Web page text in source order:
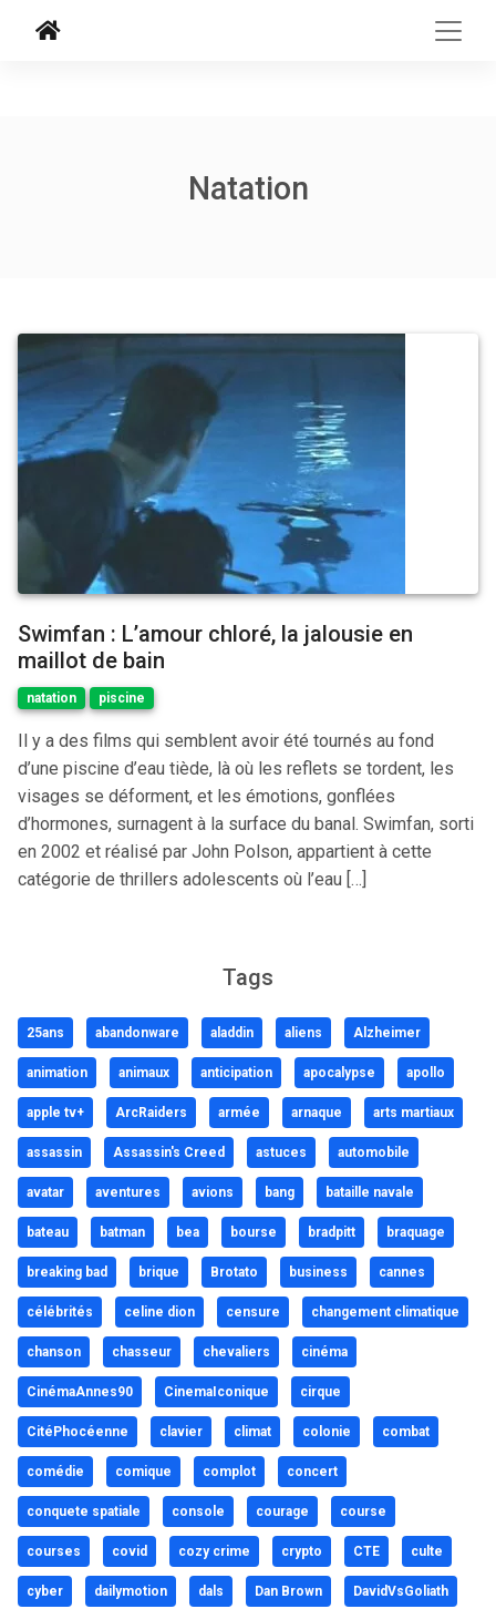
Natation
Swimfan : L’amour chloré, la jalousie en
maillot de bain
natation piscine
Il y a des films qui semblent avoir été tournés au fond
d’une piscine d’eau tiède, là où les reflets se tordent, les
visages se déforment, et les émotions, gonflées
d’hormones, surnagent à la surface du banal. Swimfan, sorti
en 2002 et réalisé par John Polson, appartient à cette
catégorie de thrillers adolescents où l’eau […]
Tags
25ans abandonware aladdin aliens Alzheimer
animation animaux anticipation apocalypse apollo
apple tv+ ArcRaiders armée arnaque arts martiaux
assassin Assassin's Creed astuces automobile
avatar aventures avions bang bataille navale
bateau batman bea bourse bradpitt braquage
breaking bad brique Brotato business cannes
célébrités celine dion censure changement climatique
chanson chasseur chevaliers cinéma
CinémaAnnes90 CinemaIconique cirque
CitéPhocéenne clavier climat colonie combat
comédie comique complot concert
conquete spatiale console courage course
courses covid cozy crime crypto CTE culte
cyber dailymotion dals Dan Brown DavidVsGoliath